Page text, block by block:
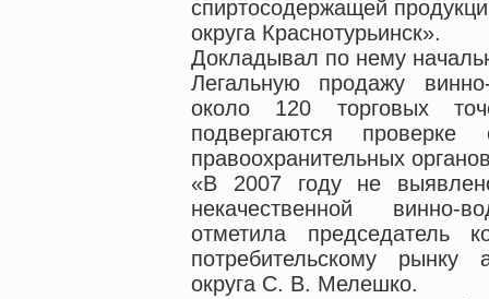
спиртосодержащей
округа Краснотурьинск».
Докладывал по нему
Легальную продажу
около 120 торговых
подвергаются
правоохранительных
«В 2007 году не
некачественной
отметила председатель
потребительскому рынку
округа С. В. Мелешко.